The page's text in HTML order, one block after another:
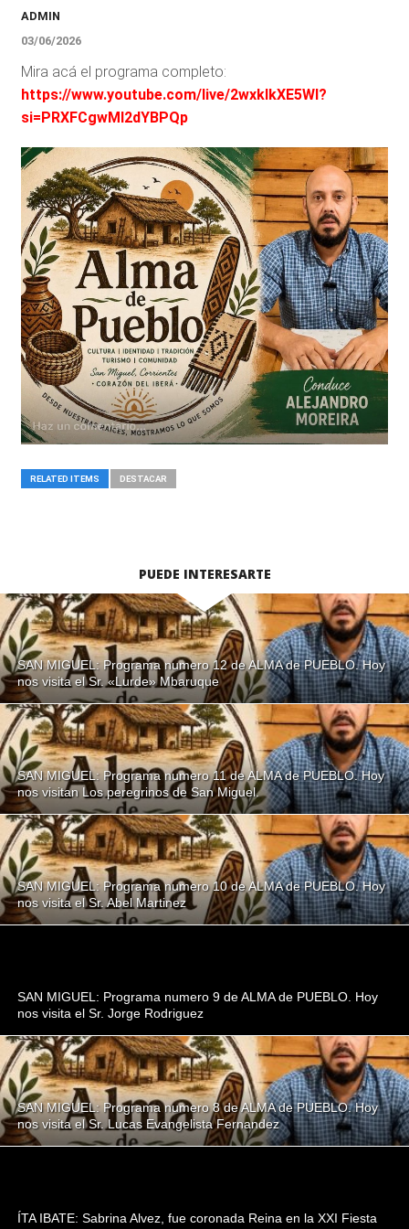
ADMIN
03/06/2026
Mira acá el programa completo:
https://www.youtube.com/live/2wxklkXE5WI?
si=PRXFCgwMI2dYBPQp
RELATED ITEMS DESTACAR
PUEDE INTERESARTE
SAN MIGUEL: Programa numero 12 de ALMA de PUEBLO. Hoy
nos visita el Sr. «Lurde» Mbaruque
SAN MIGUEL: Programa numero 11 de ALMA de PUEBLO. Hoy
nos visitan Los peregrinos de San Miguel.
SAN MIGUEL: Programa numero 10 de ALMA de PUEBLO. Hoy
nos visita el Sr. Abel Martinez
SAN MIGUEL: Programa numero 9 de ALMA de PUEBLO. Hoy
nos visita el Sr. Jorge Rodriguez
SAN MIGUEL: Programa numero 8 de ALMA de PUEBLO. Hoy
nos visita el Sr. Lucas Evangelista Fernandez
ÍTA IBATE: Sabrina Alvez, fue coronada Reina en la XXI Fiesta